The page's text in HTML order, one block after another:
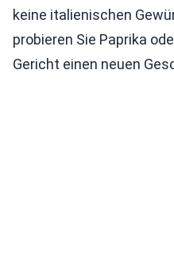
keine italienischen
probieren Sie Paprika
Gericht einen neuen